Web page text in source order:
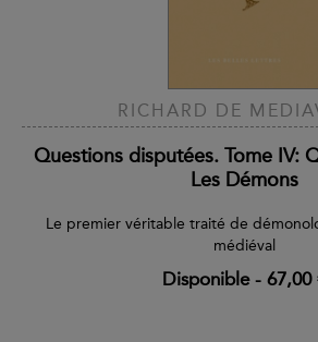
RICHARD DE
Questions disputées. Tome IV:
Les Démons
Le premier véritable traité de
médiéval
Disponible- 67,00